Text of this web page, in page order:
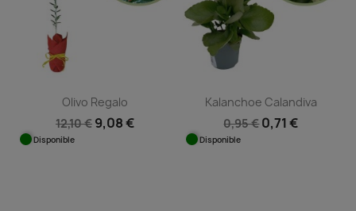
Olivo Regalo
12,10 € 9,08 €
Disponible
Kalanchoe Calandiva
0,95 €0,71 €
Disponible